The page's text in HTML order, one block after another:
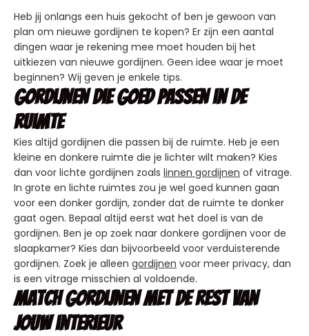
Heb jij onlangs een huis gekocht of ben je gewoon van
plan om nieuwe gordijnen te kopen? Er zijn een aantal
dingen waar je rekening mee moet houden bij het
uitkiezen van nieuwe gordijnen. Geen idee waar je moet
beginnen? Wij geven je enkele tips.
Gordijnen die goed passen in de
ruimte
Kies altijd gordijnen die passen bij de ruimte. Heb je een
kleine en donkere ruimte die je lichter wilt maken? Kies
dan voor lichte gordijnen zoals linnen gordijnen of vitrage.
In grote en lichte ruimtes zou je wel goed kunnen gaan
voor een donker gordijn, zonder dat de ruimte te donker
gaat ogen. Bepaal altijd eerst wat het doel is van de
gordijnen. Ben je op zoek naar donkere gordijnen voor de
slaapkamer? Kies dan bijvoorbeeld voor verduisterende
gordijnen. Zoek je alleen gordijnen voor meer privacy, dan
is een vitrage misschien al voldoende.
Match gordijnen met de rest van
jouw interieur